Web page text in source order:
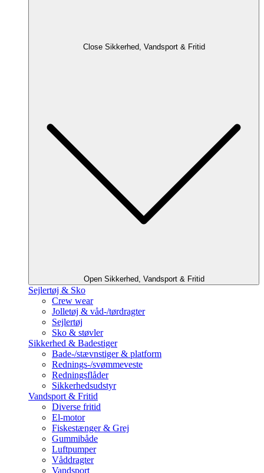
Close Sikkerhed, Vandsport & Fritid
Open Sikkerhed, Vandsport & Fritid
Sejlertøj & Sko
Crew wear
Jolletøj & våd-/tørdragter
Sejlertøj
Sko & støvler
Sikkerhed & Badestiger
Bade-/stævnstiger & platform
Rednings-/svømmeveste
Redningsflåder
Sikkerhedsudstyr
Vandsport & Fritid
Diverse fritid
El-motor
Fiskestænger & Grej
Gummibåde
Luftpumper
Våddragter
Vandsport